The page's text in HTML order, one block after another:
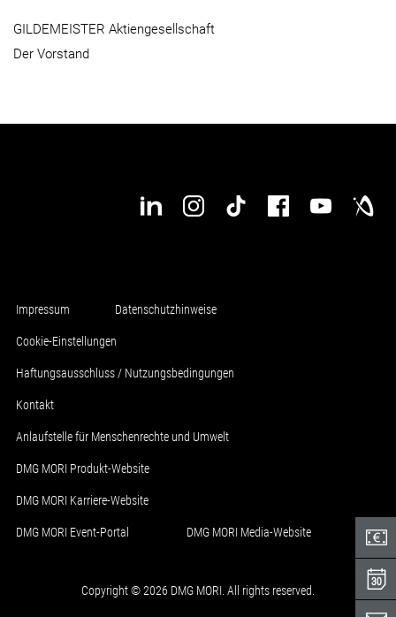
GILDEMEISTER Aktiengesellschaft
Der Vorstand
Impressum Datenschutzhinweise
Cookie-Einstellungen
Haftungsausschluss / Nutzungsbedingungen
Kontakt
Anlaufstelle für Menschenrechte und Umwelt
DMG MORI Produkt-Website
DMG MORI Karriere-Website
DMG MORI Event-Portal DMG MORI Media-Website
Copyright © 2026 DMG MORI. All rights reserved.